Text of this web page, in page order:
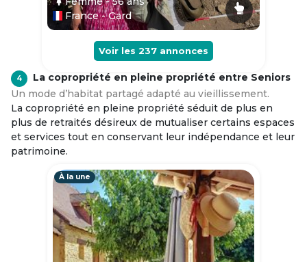
France - Gard
Voir les 237 annonces
4
La copropriété en pleine propriété entre Seniors
Un mode d’habitat partagé adapté au vieillissement.
La copropriété en pleine propriété séduit de plus en
plus de retraités désireux de mutualiser certains espaces
et services tout en conservant leur indépendance et leur
patrimoine.
À la une